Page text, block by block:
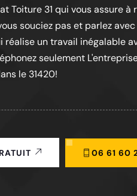
Toiture 31 qui vous assure
souciez pas et parlez
réalise un travail inégalable
seulement
le 31420!
06 61 60